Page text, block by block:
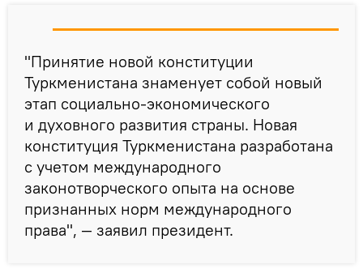
"Принятие новой конституции
Туркменистана знаменует собой новый
этап социально-экономического
и духовного развития страны. Новая
конституция Туркменистана разработана
с учетом международного
законотворческого опыта на основе
признанных норм международного
права", — заявил президент.